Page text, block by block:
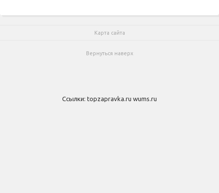
Карта сайта
Вернуться наверх
Ссылки: topzapravka.ru wums.ru